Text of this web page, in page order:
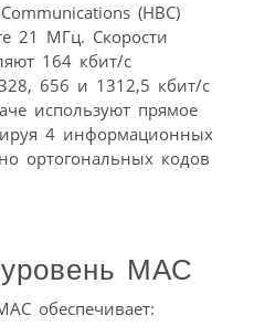
(HBC)
21 МГц. Скорости
164 кбит/с
328, 656 и 1312,5 кбит/с
используют прямое
4 информационных
ортогональных кодов
МАС
обеспечивает: